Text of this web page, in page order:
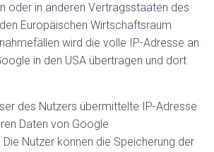
oder in anderen Vertragsstaaten des
Europäischen Wirtschaftsraum
wird die volle IP-Adresse an
in den USA übertragen und dort
des Nutzers übermittelte IP-Adresse
Daten von Google
Nutzer können die Speicherung der